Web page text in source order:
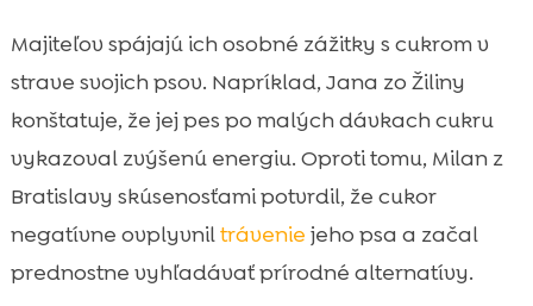
Majiteľov spájajú ich osobné zážitky s cukrom v
strave svojich psov. Napríklad, Jana zo Žiliny
konštatuje, že jej pes po malých dávkach cukru
vykazoval zvýšenú energiu. Oproti tomu, Milan z
Bratislavy skúsenosťami potvrdil, že cukor
negatívne ovplyvniltrávenie jeho psa a začal
prednostne vyhľadávať prírodné alternatívy.